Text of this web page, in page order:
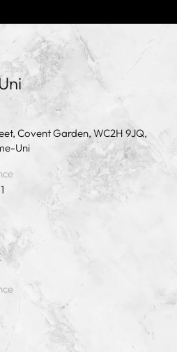
Covent Garden, WC2H 9JQ,
Uni